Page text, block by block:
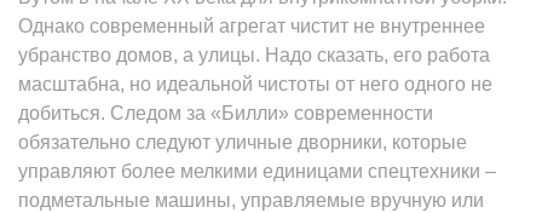
Однако современный агрегат чистит не внутреннее
убранство домов, а улицы. Надо сказать, его работа
масштабна, но идеальной чистоты от него одного не
добиться. Следом за «Билли» современности
обязательно следуют уличные дворники, которые
управляют более мелкими единицами спецтехники –
подметальные машины, управляемые вручную или